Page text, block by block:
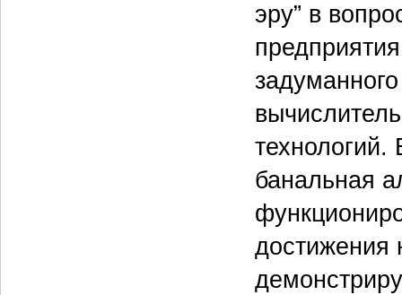
эру” в
технологий.
банальная
достижения